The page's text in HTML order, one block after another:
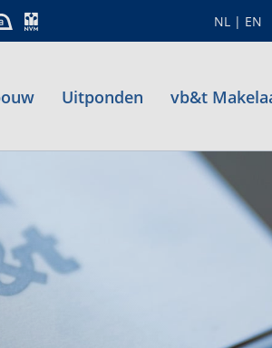
NL | EN
Uitponden vb&t